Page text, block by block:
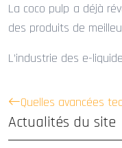
La coco pulp a déjà
des produits de
L’industrie des e-
Quelles avancées
Actualités du site